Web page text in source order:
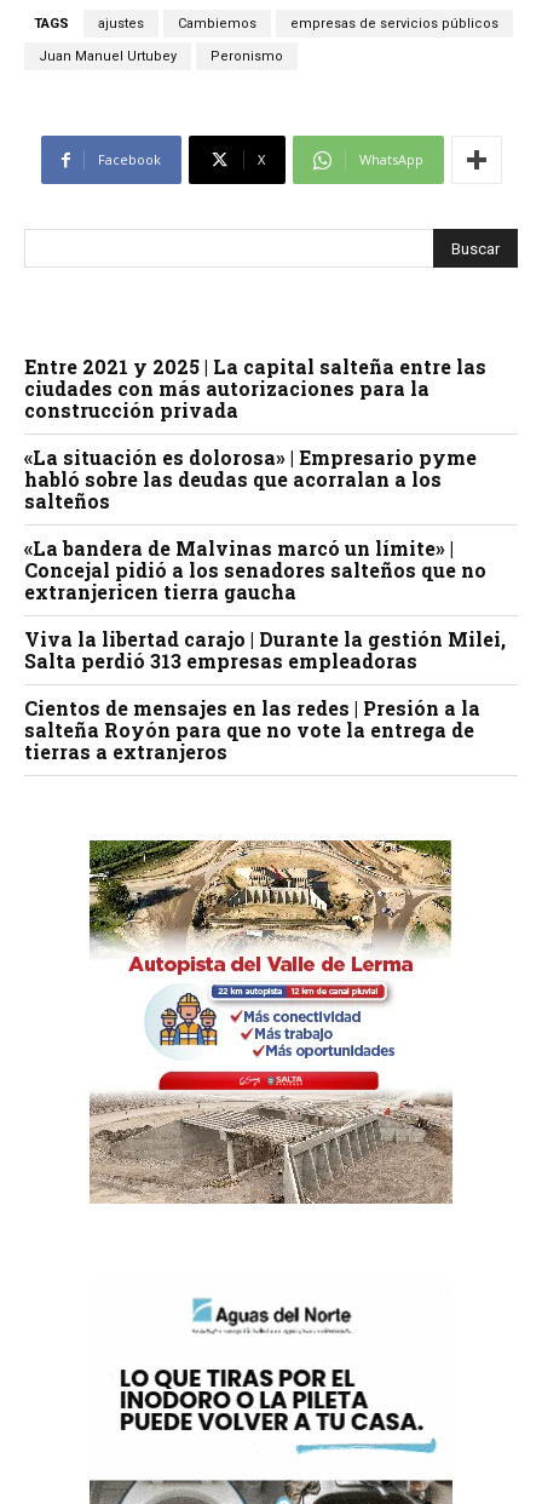
TAGS ajustes Cambiemos empresas de servicios públicos
Juan Manuel Urtubey Peronismo
Facebook X WhatsApp
Entre 2021 y 2025 | La capital salteña entre las
ciudades con más autorizaciones para la
construcción privada
«La situación es dolorosa» | Empresario pyme
habló sobre las deudas que acorralan a los
salteños
«La bandera de Malvinas marcó un límite» |
Concejal pidió a los senadores salteños que no
extranjericen tierra gaucha
Viva la libertad carajo | Durante la gestión Milei,
Salta perdió 313 empresas empleadoras
Cientos de mensajes en las redes | Presión a la
salteña Royón para que no vote la entrega de
tierras a extranjeros